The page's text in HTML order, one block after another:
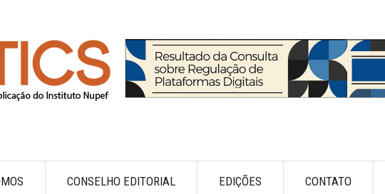
CONSELHO EDITORIAL EDIÇÕES CONTATO